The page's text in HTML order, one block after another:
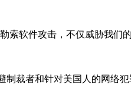
索软件攻击，不仅威胁我们
制裁者和针对美国人的网络